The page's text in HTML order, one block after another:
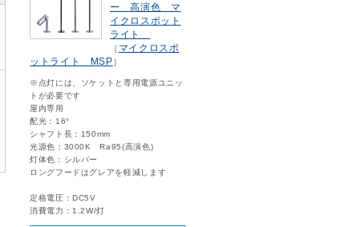
ー 高演色 マ
イクロスポット
ライト
［ マイクロスポ
ットライト MSP］
※点灯には、ソケットと専用電源ユニッ
トが必要です
屋内専用
配光：16°
シャフト長：150mm
光源色：3000K Ra95(高演色)
灯体色：シルバー
ロングフードはグレアを軽減します
定格電圧：DC5V
消費電力：1.2W/灯